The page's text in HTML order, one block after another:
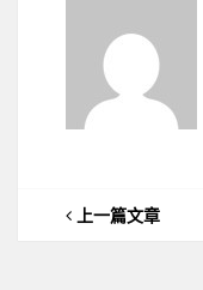
上一篇文章